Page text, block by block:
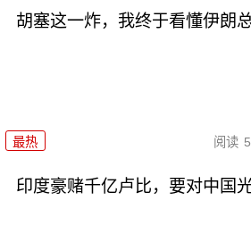
胡塞这一炸，我终于看懂伊朗
最热 阅读
印度豪赌千亿卢比，要对中国光